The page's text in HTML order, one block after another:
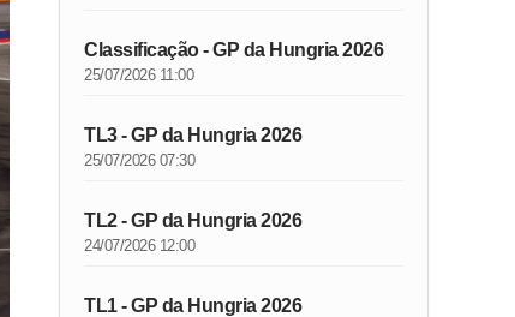
Classificação - GP da Hungria 2026
25/07/2026 11:00
TL3 - GP da Hungria 2026
25/07/2026 07:30
TL2 - GP da Hungria 2026
24/07/2026 12:00
TL1 - GP da Hungria 2026